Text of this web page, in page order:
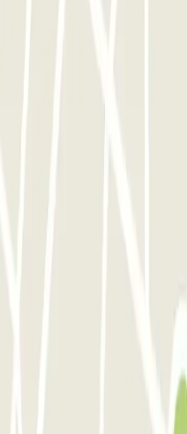
entero. Algo complicado
la calle. Con respecto a
bien.